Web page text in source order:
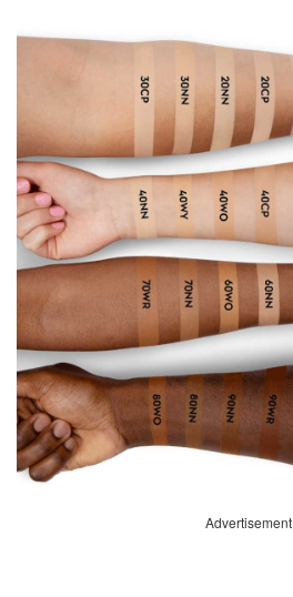
Advertisement